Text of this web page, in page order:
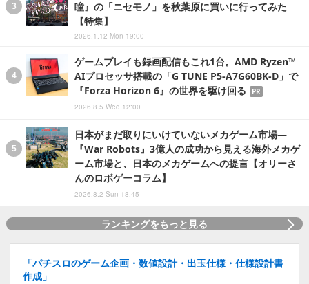
瞳』の「ニセモノ」を秋葉原に買いに行ってみた
【特集】
2026.1.12 Mon 19:00
ゲームプレイも録画配信もこれ1台。AMD Ryzen™
AIプロセッサ搭載の「G TUNE P5-A7G60BK-D」で
『Forza Horizon 6』の世界を駆け回る
PR
2026.8.5 Wed 12:00
日本がまだ取りにいけていないメカゲーム市場―
『War Robots』3億人の成功から見える海外メカゲ
ーム市場と、日本のメカゲームへの提言【オリーさ
んのロボゲーコラム】
2026.8.2 Sun 18:45
ランキングをもっと見る
「パチスロのゲーム企画・数値設計・出玉仕様・仕様設計書
作成」